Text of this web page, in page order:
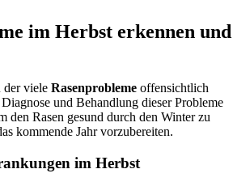
im Herbst erkennen und
der viele Rasenprobleme offensichtlich
und Behandlung dieser Probleme
den Rasen gesund durch den Winter zu
kommende Jahr vorzubereiten.
im Herbst